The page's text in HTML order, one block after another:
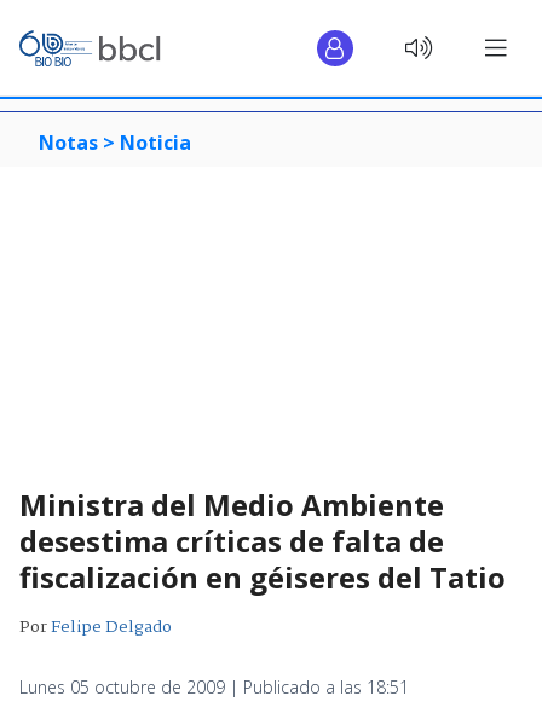
Notas > Noticia
Ministra del Medio Ambiente
desestima críticas de falta de
fiscalización en géiseres del Tatio
PorFelipe Delgado
Lunes 05 octubre de 2009 | Publicado a las 18:51